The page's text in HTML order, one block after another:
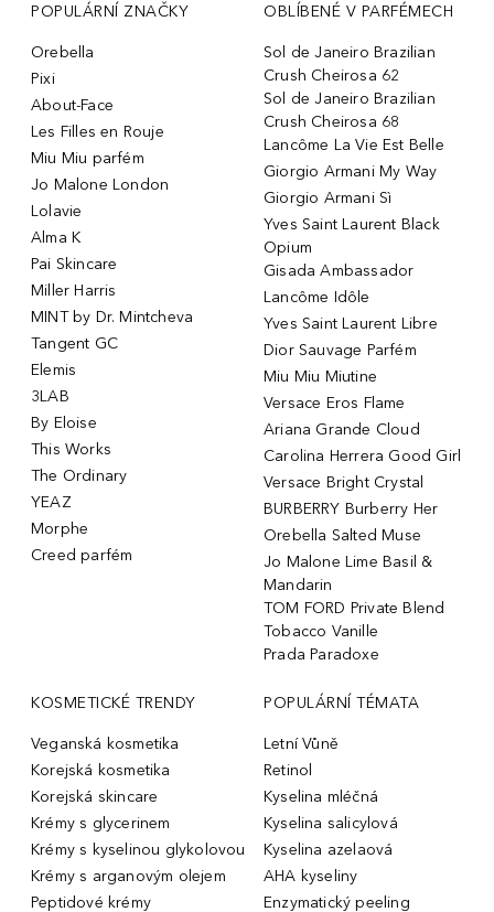
POPULÁRNÍ ZNAČKY
Orebella
Pixi
About-Face
Les Filles en Rouje
Miu Miu parfém
Jo Malone London
Lolavie
Alma K
Pai Skincare
Miller Harris
MINT by Dr. Mintcheva
Tangent GC
Elemis
3LAB
By Eloise
This Works
The Ordinary
YEAZ
Morphe
Creed parfém
OBLÍBENÉ V PARFÉMECH
Sol de Janeiro Brazilian
Crush Cheirosa 62
Sol de Janeiro Brazilian
Crush Cheirosa 68
Lancôme La Vie Est Belle
Giorgio Armani My Way
Giorgio Armani Sì
Yves Saint Laurent Black
Opium
Gisada Ambassador
Lancôme Idôle
Yves Saint Laurent Libre
Dior Sauvage Parfém
Miu Miu Miutine
Versace Eros Flame
Ariana Grande Cloud
Carolina Herrera Good Girl
Versace Bright Crystal
BURBERRY Burberry Her
Orebella Salted Muse
Jo Malone Lime Basil &
Mandarin
TOM FORD Private Blend
Tobacco Vanille
Prada Paradoxe
KOSMETICKÉ TRENDY
Veganská kosmetika
Korejská kosmetika
Korejská skincare
Krémy s glycerinem
Krémy s kyselinou glykolovou
Krémy s arganovým olejem
Peptidové krémy
POPULÁRNÍ TÉMATA
Letní Vůně
Retinol
Kyselina mléčná
Kyselina salicylová
Kyselina azelaová
AHA kyseliny
Enzymatický peeling